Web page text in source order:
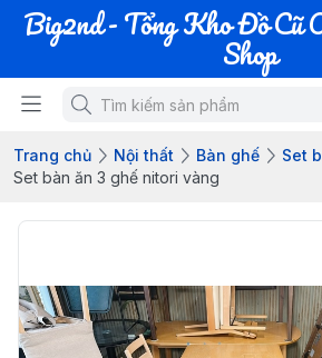
Big2nd - Tổng Kho Đồ Cũ
Shop
Trang chủ Nội thất Bàn ghế
Set
Set bàn ăn 3 ghế nitori vàng